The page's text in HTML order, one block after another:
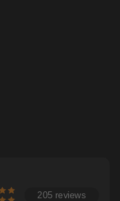
205 reviews